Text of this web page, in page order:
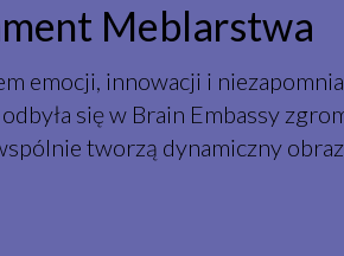
Meblarstwa
emocji, innowacji i
się w Brain Embassy
tworzą dynamiczny